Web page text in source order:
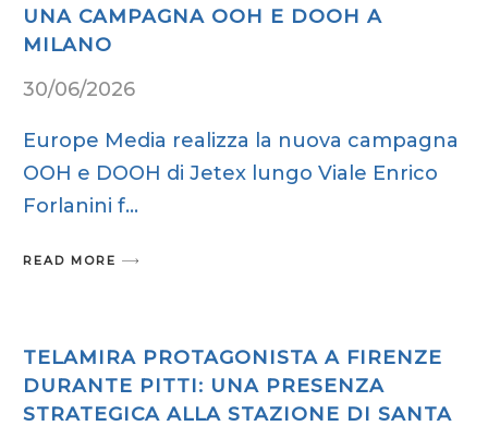
UNA CAMPAGNA OOH E DOOH A
MILANO
30/06/2026
Europe Media realizza la nuova campagna
OOH e DOOH di Jetex lungo Viale Enrico
Forlanini f
READ MORE
TELAMIRA PROTAGONISTA A FIRENZE
DURANTE PITTI: UNA PRESENZA
STRATEGICA ALLA STAZIONE DI SANTA